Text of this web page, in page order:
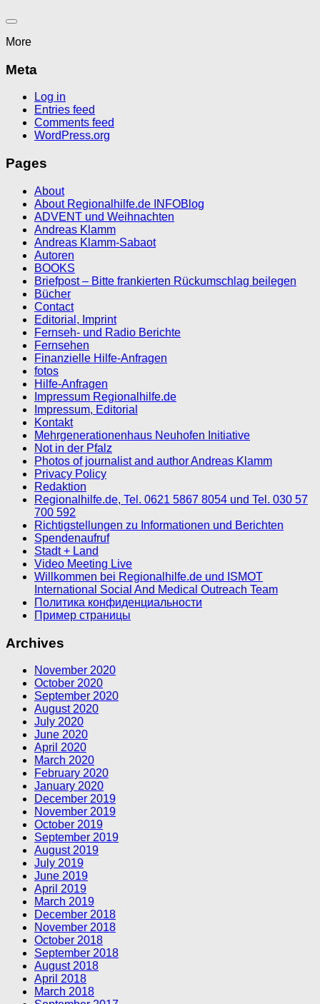
More
Meta
Log in
Entries feed
Comments feed
WordPress.org
Pages
About
About Regionalhilfe.de INFOBlog
ADVENT und Weihnachten
Andreas Klamm
Andreas Klamm-Sabaot
Autoren
BOOKS
Briefpost – Bitte frankierten Rückumschlag beilegen
Bücher
Contact
Editorial, Imprint
Fernseh- und Radio Berichte
Fernsehen
Finanzielle Hilfe-Anfragen
fotos
Hilfe-Anfragen
Impressum Regionalhilfe.de
Impressum, Editorial
Kontakt
Mehrgenerationenhaus Neuhofen Initiative
Not in der Pfalz
Photos of journalist and author Andreas Klamm
Privacy Policy
Redaktion
Regionalhilfe.de, Tel. 0621 5867 8054 und Tel. 030 57
700 592
Richtigstellungen zu Informationen und Berichten
Spendenaufruf
Stadt + Land
Video Meeting Live
Willkommen bei Regionalhilfe.de und ISMOT
International Social And Medical Outreach Team
Политика конфиденциальности
Пример страницы
Archives
November 2020
October 2020
September 2020
August 2020
July 2020
June 2020
April 2020
March 2020
February 2020
January 2020
December 2019
November 2019
October 2019
September 2019
August 2019
July 2019
June 2019
April 2019
March 2019
December 2018
November 2018
October 2018
September 2018
August 2018
April 2018
March 2018